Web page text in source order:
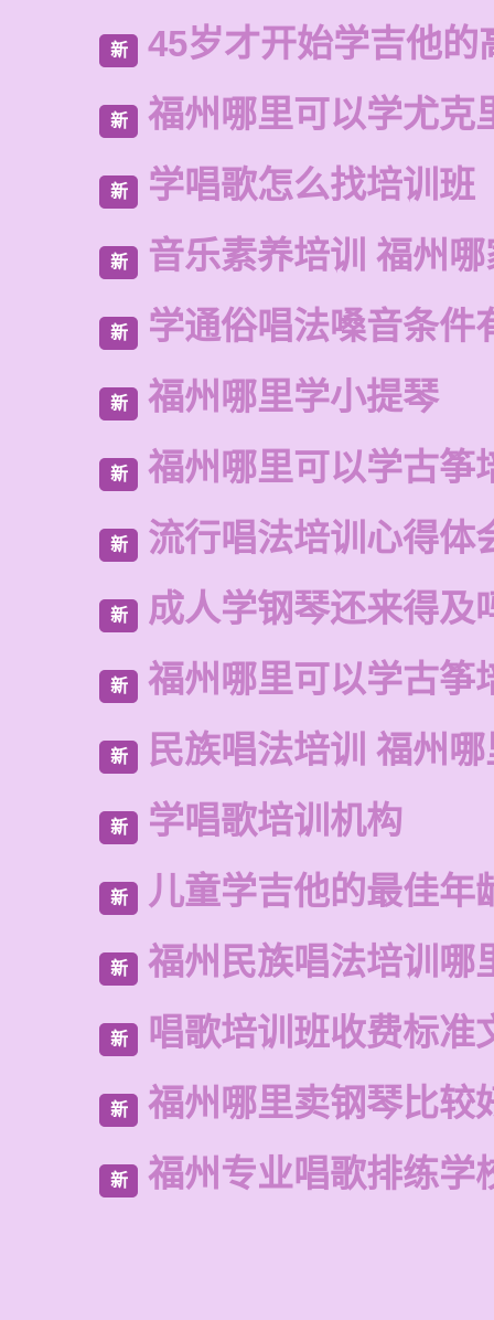
新 45岁才开始学吉他的
新 福州哪里可以学尤克
新 学唱歌怎么找培训班
新 音乐素养培训 福州
新 学通俗唱法嗓音条件
新 福州哪里学小提琴
新 福州哪里可以学古筝
新 流行唱法培训心得体
新 成人学钢琴还来得及
新 福州哪里可以学古筝
新 民族唱法培训 福州
新 学唱歌培训机构
新 儿童学吉他的最佳年
新 福州民族唱法培训哪
新 唱歌培训班收费标准
新 福州哪里卖钢琴比较
新 福州专业唱歌排练学